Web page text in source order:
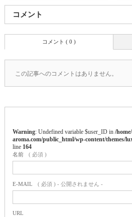
コメント
コメント ( 0 )
この記事へのコメントはありません。
Warning : Undefined variable $user_ID in /
aroma.com/public_html/wp-content/themes/
line 164
名前 ( 必須 )
E-MAIL ( 必須 ) - 公開されません -
URL